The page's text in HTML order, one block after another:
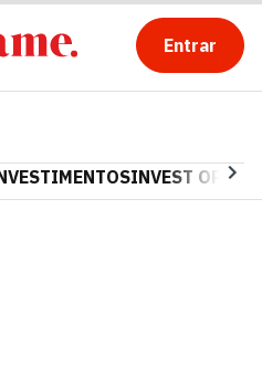
Entrar
INVEST OPINA